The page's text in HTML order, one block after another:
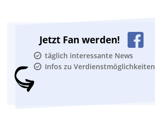
Jetzt Fan werden!
täglich interessante News
Infos zu Verdienstmöglichkeiten